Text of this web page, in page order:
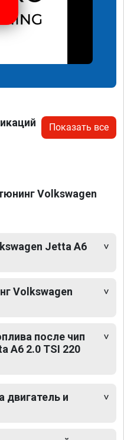
Показать все
Volkswagen
Jetta A6
Volkswagen
после чип
A6 2.0 TSI 220
двигатель и